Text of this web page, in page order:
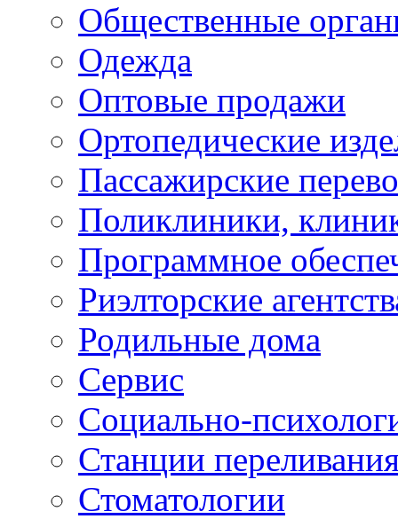
Общественные
Одежда
Оптовые продажи
Ортопедические
Пассажирские
Поликлиники,
Программное
Риэлторские
Родильные дома
Сервис
Социально-
Станции
Стоматологии